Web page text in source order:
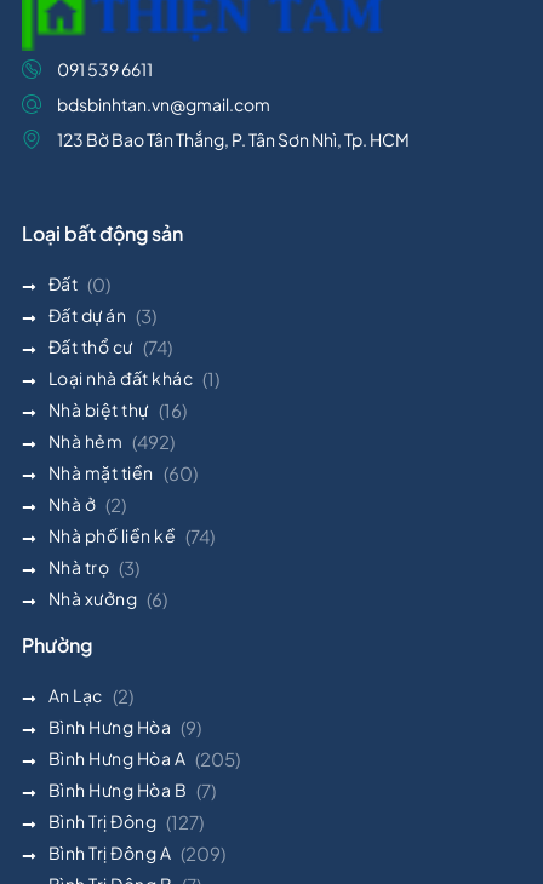
091 539 6611
bdsbinhtan.vn@gmail.com
123 Bờ Bao Tân Thắng, P. Tân Sơn Nhì, Tp. HCM
Loại bất động sản
Đất (0)
Đất dự án (3)
Đất thổ cư (74)
Loại nhà đất khác (1)
Nhà biệt thự (16)
Nhà hẻm (492)
Nhà mặt tiền (60)
Nhà ở (2)
Nhà phố liền kề (74)
Nhà trọ (3)
Nhà xưởng (6)
Phường
An Lạc (2)
Bình Hưng Hòa (9)
Bình Hưng Hòa A (205)
Bình Hưng Hòa B (7)
Bình Trị Đông (127)
Bình Trị Đông A (209)